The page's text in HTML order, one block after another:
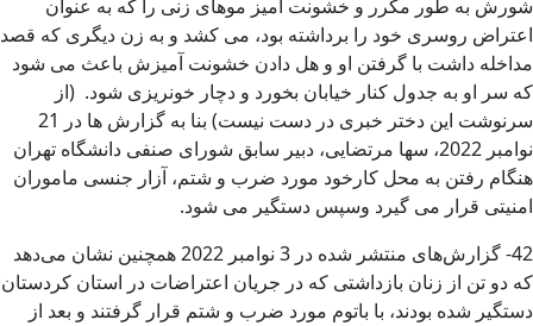
شورش به طور مکرر و خشونت آمیز موهای زنی را که به عنوان
اعتراض روسری خود را برداشته بود، می کشد و به زن دیگری که قصد
مداخله داشت با گرفتن او و هل دادن خشونت آمیزش باعث می شود
که سر او به جدول کنار خیابان بخورد و دچار خونریزی شود. (از
سرنوشت این دختر خبری در دست نیست) بنا به گزارش ها در 21
نوامبر 2022، سها مرتضایی، دبیر سابق شورای صنفی دانشگاه تهران
هنگام رفتن به محل کارخود مورد ضرب و شتم، آزار جنسی ماموران
امنیتی قرار می گیرد وسپس دستگیر می شود.
42- گزارش‌های منتشر شده در 3 نوامبر 2022 همچنین نشان می‌دهد
که دو تن از زنان بازداشتی که در جریان اعتراضات در استان کردستان
دستگیر شده‌ بودند، با باتوم مورد ضرب و شتم قرار گرفتند و بعد از